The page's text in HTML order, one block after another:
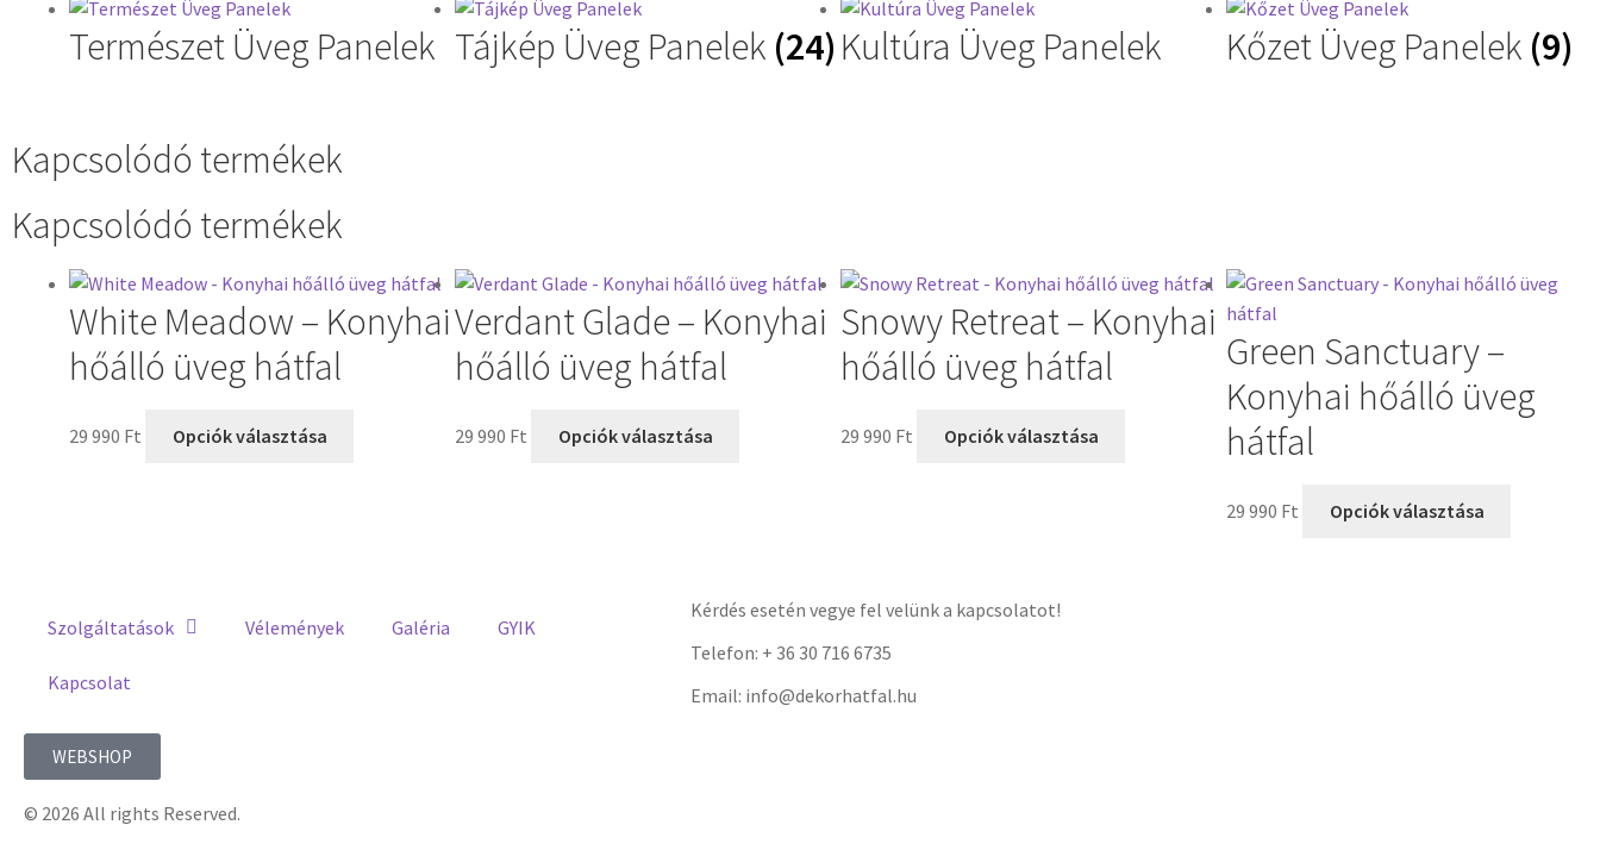
Természet Üveg Panelek Tájkép Üveg Panelek (24) Kultúra Üveg Panelek Kőzet Üveg Panelek (9)
Kapcsolódó termékek
Kapcsolódó termékek
White Meadow – Konyhai
hőálló üveg hátfal
29 990 Ft Opciók választása
Verdant Glade – Konyhai
hőálló üveg hátfal
29 990 Ft Opciók választása
Snowy Retreat – Konyhai
hőálló üveg hátfal
29 990 Ft Opciók választása
Green Sanctuary –
Konyhai hőálló üveg
hátfal
29 990 Ft Opciók választása
Szolgáltatások Vélemények Galéria GYIK
Kapcsolat
WEBSHOP
Kérdés esetén vegye fel velünk a kapcsolatot!
Telefon: + 36 30 716 6735
Email: info@dekorhatfal.hu
© 2026 All rights Reserved.